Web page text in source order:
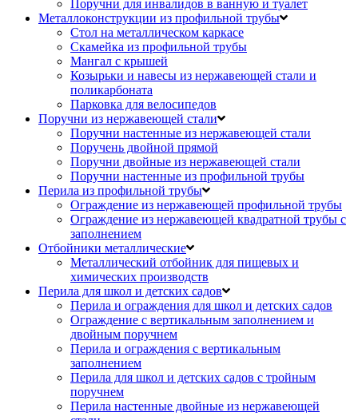
Поручни для инвалидов в ванную и туалет
Металлоконструкции из профильной трубы
Стол на металлическом каркасе
Скамейка из профильной трубы
Мангал с крышей
Козырьки и навесы из нержавеющей стали и
поликарбоната
Парковка для велосипедов
Поручни из нержавеющей стали
Поручни настенные из нержавеющей стали
Поручень двойной прямой
Поручни двойные из нержавеющей стали
Поручни настенные из профильной трубы
Перила из профильной трубы
Ограждение из нержавеющей профильной трубы
Ограждение из нержавеющей квадратной трубы с
заполнением
Отбойники металлические
Металлический отбойник для пищевых и
химических производств
Перила для школ и детских садов
Перила и ограждения для школ и детских садов
Ограждение с вертикальным заполнением и
двойным поручнем
Перила и ограждения с вертикальным
заполнением
Перила для школ и детских садов с тройным
поручнем
Перила настенные двойные из нержавеющей